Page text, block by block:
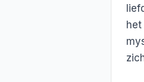
het